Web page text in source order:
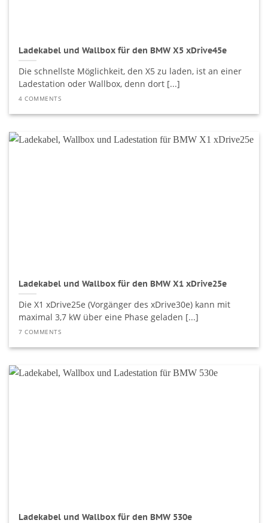
Ladekabel und Wallbox für den BMW X5 xDrive45e
Die schnellste Möglichkeit, den X5 zu laden, ist an einer
Ladestation oder Wallbox, denn dort [...]
4 COMMENTS
Ladekabel und Wallbox für den BMW X1 xDrive25e
Die X1 xDrive25e (Vorgänger des xDrive30e) kann mit
maximal 3,7 kW über eine Phase geladen [...]
7 COMMENTS
Ladekabel und Wallbox für den BMW 530e